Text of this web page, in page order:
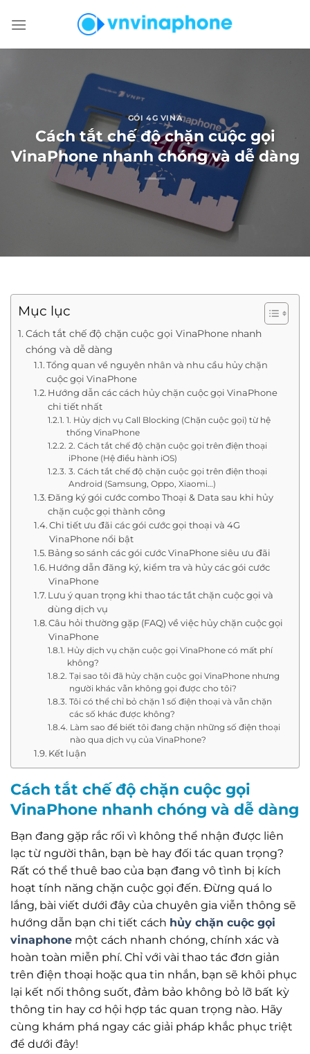
đến
GÓI 4G VINA
Cách tắt chế độ chặn cuộc gọi
VinaPhone nhanh chóng và dễ dàng
Mục lục
Cách tắt chế độ chặn cuộc gọi VinaPhone nhanh
chóng và dễ dàng
Tổng quan về nguyên nhân và nhu cầu hủy chặn
cuộc gọi VinaPhone
Hướng dẫn các cách hủy chặn cuộc gọi VinaPhone
chi tiết nhất
1. Hủy dịch vụ Call Blocking (Chặn cuộc gọi) từ hệ
thống VinaPhone
2. Cách tắt chế độ chặn cuộc gọi trên điện thoại
iPhone (Hệ điều hành iOS)
3. Cách tắt chế độ chặn cuộc gọi trên điện thoại
Android (Samsung, Oppo, Xiaomi…)
Đăng ký gói cước combo Thoại & Data sau khi hủy
chặn cuộc gọi thành công
Chi tiết ưu đãi các gói cước gọi thoại và 4G
VinaPhone nổi bật
Bảng so sánh các gói cước VinaPhone siêu ưu đãi
Hướng dẫn đăng ký, kiểm tra và hủy các gói cước
VinaPhone
Lưu ý quan trọng khi thao tác tắt chặn cuộc gọi và
dùng dịch vụ
Câu hỏi thường gặp (FAQ) về việc hủy chặn cuộc gọi
VinaPhone
Hủy dịch vụ chặn cuộc gọi VinaPhone có mất phí
không?
Tại sao tôi đã hủy chặn cuộc gọi VinaPhone nhưng
người khác vẫn không gọi được cho tôi?
Tôi có thể chỉ bỏ chặn 1 số điện thoại và vẫn chặn
các số khác được không?
Làm sao để biết tôi đang chặn những số điện thoại
nào qua dịch vụ của VinaPhone?
Kết luận
Cách tắt chế độ chặn cuộc gọi
VinaPhone nhanh chóng và dễ dàng
Bạn đang gặp rắc rối vì không thể nhận được liên
lạc từ người thân, bạn bè hay đối tác quan trọng?
Rất có thể thuê bao của bạn đang vô tình bị kích
hoạt tính năng chặn cuộc gọi đến. Đừng quá lo
lắng, bài viết dưới đây của chuyên gia viễn thông sẽ
hướng dẫn bạn chi tiết cách hủy chặn cuộc gọi
vinaphone một cách nhanh chóng, chính xác và
hoàn toàn miễn phí. Chỉ với vài thao tác đơn giản
trên điện thoại hoặc qua tin nhắn, bạn sẽ khôi phục
lại kết nối thông suốt, đảm bảo không bỏ lỡ bất kỳ
thông tin hay cơ hội hợp tác quan trọng nào. Hãy
cùng khám phá ngay các giải pháp khắc phục triệt
để dưới đây!